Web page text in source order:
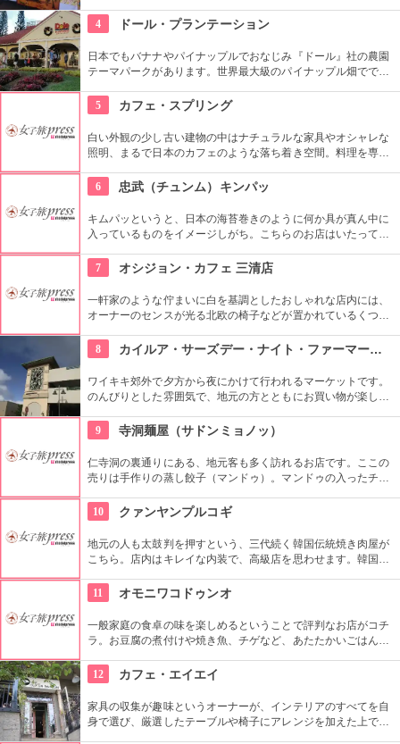
滝で遊んでから訪れるのも楽しいかも。食べ物も飲み物も充実
していますので、おやつはもちろん、ディナーを楽しむのもア
4 ドール・プランテーション
日本でもバナナやパイナップルでおなじみ『ドール』社の農園
テーマパークがあります。世界最大級のパイナップル畑ででき
めるアトラクションがあります。カワイイお土産もいっぱい。
5 カフェ・スプリング
白い外観の少し古い建物の中はナチュラルな家具やオシャレな
照明、まるで日本のカフェのような落ち着き空間。料理を専門
どれもほっとする味わいのものばかり。
6 忠武（チュンム）キンパッ
キムパッというと、日本の海苔巻きのように何か具が真ん中に
入っているものをイメージしがち。こちらのお店はいたってシ
さんに支持されてきました。キムチは別添えです。朝ごはんや
夜食にできそうですね。
7 オシジョン・カフェ 三清店
一軒家のような佇まいに白を基調としたおしゃれな店内には、
オーナーのセンスが光る北欧の椅子などが置かれているくつろ
り、ラテアートを楽しめるコーヒーメニューも充実。旅行の合
間にほっと一息つける場所です。
8 カイルア・サーズデー・ナイト・ファーマーズ・マーケット
ワイキキ郊外で夕方から夜にかけて行われるマーケットです。
のんびりとした雰囲気で、地元の方とともにお買い物が楽しめ
ワイ産のおいしいグルメが勢ぞろい。ちょうど、早めのディナ
ーに利用できそうですね。
9 寺洞麺屋（サドンミョノッ）
仁寺洞の裏通りにある、地元客も多く訪れるお店です。ここの
売りは手作りの蒸し餃子（マンドゥ）。マンドゥの入ったチョ
など、定番の韓国料理がそろっています。
10 クァンヤンプルコギ
地元の人も太鼓判を押すという、三代続く韓国伝統焼き肉屋が
こちら。店内はキレイな内装で、高級店を思わせます。韓国産
で試してみて。お肉だけでなく、つきだしや冷麺なども絶品。
11 オモニワコドゥンオ
一般家庭の食卓の味を楽しめるということで評判なお店がコチ
ラ。お豆腐の煮付けや焼き魚、チゲなど、あたたかいごはんと
飯に変更する事も出来ます。どこか懐かしい店内に、韓国のお
家にお邪魔しているような雰囲気もGood。
12 カフェ・エイエイ
家具の収集が趣味というオーナーが、インテリアのすべてを自
身で選び、厳選したテーブルや椅子にアレンジを加えた上で店